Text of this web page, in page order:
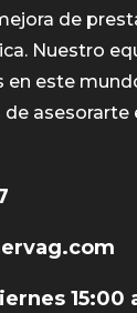
de
Nuestro
en este
asesorarte
15:00